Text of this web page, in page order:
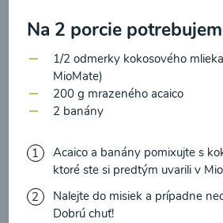
Brokolicové
Načítať ďalšie
Na 2 porcie
1/2 odmerky kokosového
MioMate)
200 g mrazeného acaico
2 banány
Acaico a banány pomixujte s
ktoré ste si predtým uvarili v
Nalejte do misiek a prípadne
Dobrú chuť!
prečítal(a)informácie o Ochrane
údajov a súhlasím s nimi.